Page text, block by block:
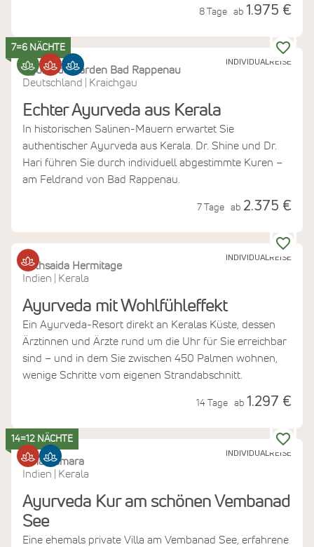
8 Tage ab 1.975 €
INDIVIDUALREISE
7=6 NÄCHTE
Ayurveda Garden Bad Rappenau
Deutschland
Kraichgau
Echter Ayurveda aus Kerala
In historischen Salinen-Mauern erwartet Sie
authentischer Ayurveda aus Kerala. Dr. Shine und Dr.
Hari führen Sie durch individuell abgestimmte Kuren –
am Feldrand von Bad Rappenau.
7 Tage ab 2.375 €
INDIVIDUALREISE
Bethsaida Hermitage
Indien
Kerala
Ayurveda mit Wohlfühleffekt
Ein Ayurveda-Resort direkt an Keralas Küste, dessen
Ärztinnen und Ärzte rund um die Uhr für Sie erreichbar
sind – und in dem Sie zwischen 450 Palmen wohnen,
wenige Schritte vom eigenen Strandabschnitt.
14 Tage ab 1.297 €
INDIVIDUALREISE
14=12 NÄCHTE
Amal Tamara
Indien
Kerala
Ayurveda Kur am schönen Vembanad
See
Eine ehemals private Villa am Vembanad See, erfahrene